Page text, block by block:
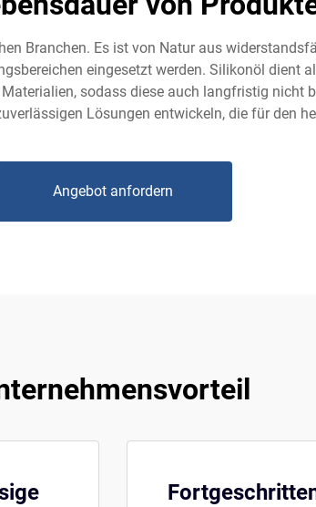
Branchen. Es ist von Natur aus
eingesetzt werden. Silikonöl dient
sodass diese auch langfristig nicht
Lösungen entwickeln, die für den
Angebot anfordern